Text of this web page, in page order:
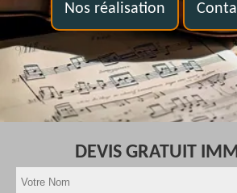
Nos réalisation
DEVIS GRATUIT